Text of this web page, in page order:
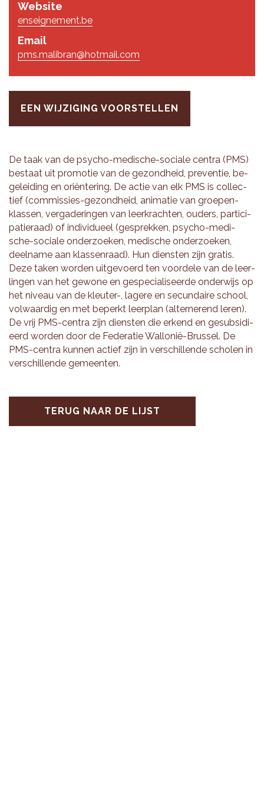
Website
enseignement.be
Email
pms.malibran@hotmail.com
EEN WIJZIGING VOORSTELLEN
De taak van de psy­cho-me­di­sche-so­ci­a­le cen­tra (PMS)
be­staat uit pro­mo­tie van de ge­zond­heid, pre­ven­tie, be­
ge­lei­ding en oriënte­ring. De actie van elk PMS is col­lec­
tief (com­mis­sies-ge­zond­heid, ani­ma­tie van groe­pen-
klas­sen, ver­ga­de­rin­gen van leer­krach­ten, ou­ders, par­ti­ci­
pa­tie­raad) of in­di­vi­du­eel (ge­sprek­ken, psy­cho-me­di­
sche-so­ci­a­le on­der­zoe­ken, me­di­sche on­der­zoe­ken,
deel­na­me aan klas­sen­raad). Hun dien­sten zijn gra­tis.
Deze taken wor­den uit­ge­voerd ten voor­de­le van de leer­
lin­gen van het ge­wo­ne en ge­spe­ci­a­li­seer­de on­der­wijs op
het ni­veau van de kleu­ter-, la­ge­re en se­cun­dai­re school,
vol­waar­dig en met be­perkt leer­plan (al­ter­ne­rend leren).
De vrij PMS-cen­tra zijn dien­sten die er­kend en ge­sub­si­di­
eerd wor­den door de Fe­de­ra­tie Wal­lo­nië-Brus­sel. De
PMS-cen­tra kun­nen ac­tief zijn in ver­schil­len­de scho­len in
ver­schil­len­de ge­meen­ten.
TERUG NAAR DE LIJST